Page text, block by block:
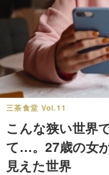
三茶食堂 Vol.11
こんな狭い世界
て…。27歳の女
見えた世界